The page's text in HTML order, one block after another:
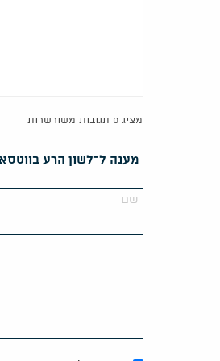
מציג 0 תגובות משורשרות
מענה ל־לשון הרע